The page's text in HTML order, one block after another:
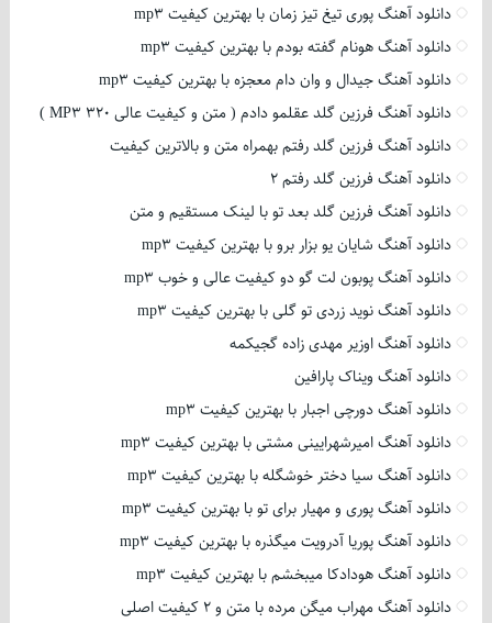
دانلود آهنگ پوری تیغ تیز زمان با بهترین کیفیت mp3
دانلود آهنگ هونام گفته بودم با بهترین کیفیت mp3
دانلود آهنگ جیدال و وان دام معجزه با بهترین کیفیت mp3
دانلود آهنگ فرزین گلد عقلمو دادم ( متن و کیفیت عالی 320 MP3 )
دانلود آهنگ فرزین گلد رفتم بهمراه متن و بالاترین کیفیت
دانلود آهنگ فرزین گلد رفتم 2
دانلود آهنگ فرزین گلد بعد تو با لینک مستقیم و متن
دانلود آهنگ شایان یو بزار برو با بهترین کیفیت mp3
دانلود آهنگ پوبون لت گو دو کیفیت عالی و خوب mp3
دانلود آهنگ نوید زردی تو گلی با بهترین کیفیت mp3
دانلود آهنگ اوزیر مهدی زاده گجیکمه
دانلود آهنگ ویناک پارافین
دانلود آهنگ دورچی اجبار با بهترین کیفیت mp3
دانلود آهنگ امیرشهرایینی مشتی با بهترین کیفیت mp3
دانلود آهنگ سیا دختر خوشگله با بهترین کیفیت mp3
دانلود آهنگ پوری و مهیار برای تو با بهترین کیفیت mp3
دانلود آهنگ پوریا آدرویت میگذره با بهترین کیفیت mp3
دانلود آهنگ هودادکا میبخشم با بهترین کیفیت mp3
دانلود آهنگ مهراب میگن مرده با متن و 2 کیفیت اصلی